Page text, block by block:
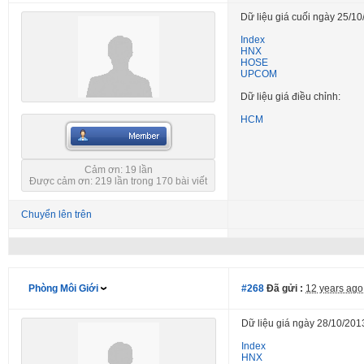
Cảm ơn: 19 lần
Được cảm ơn: 219 lần trong 170 bài viết
Dữ liệu giá cuối ngày 25/
Index
HNX
HOSE
UPCOM
Dữ liệu giá điều chỉnh:
HCM
Chuyển lên trên
Phòng Môi Giới #268 Đã gửi : 12 years ago
Dữ liệu giá ngày 28/10/
Index
HNX